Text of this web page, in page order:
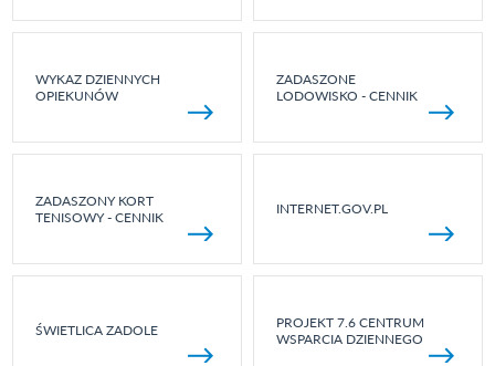
WYKAZ DZIENNYCH
OPIEKUNÓW
ZADASZONE
LODOWISKO - CENNIK
ZADASZONY KORT
TENISOWY - CENNIK
INTERNET.GOV.PL
ŚWIETLICA ZADOLE
PROJEKT 7.6 CENTRUM
WSPARCIA DZIENNEGO